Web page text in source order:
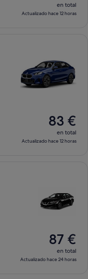
en total
Actualizado hace 12 horas
83 €
en total
Actualizado hace 12 horas
87 €
en total
Actualizado hace 24 horas